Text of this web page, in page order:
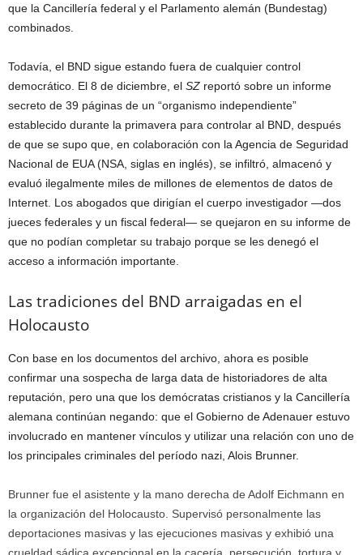
que la Cancillería federal y el Parlamento alemán (Bundestag)
combinados.
Todavía, el BND sigue estando fuera de cualquier control
democrático. El 8 de diciembre, el SZ reportó sobre un informe
secreto de 39 páginas de un “organismo independiente”
establecido durante la primavera para controlar al BND, después
de que se supo que, en colaboración con la Agencia de Seguridad
Nacional de EUA (NSA, siglas en inglés), se infiltró, almacenó y
evaluó ilegalmente miles de millones de elementos de datos de
Internet. Los abogados que dirigían el cuerpo investigador —dos
jueces federales y un fiscal federal— se quejaron en su informe de
que no podían completar su trabajo porque se les denegó el
acceso a información importante.
Las tradiciones del BND arraigadas en el
Holocausto
Con base en los documentos del archivo, ahora es posible
confirmar una sospecha de larga data de historiadores de alta
reputación, pero una que los demócratas cristianos y la Cancillería
alemana continúan negando: que el Gobierno de Adenauer estuvo
involucrado en mantener vínculos y utilizar una relación con uno de
los principales criminales del período nazi, Alois Brunner.
Brunner fue el asistente y la mano derecha de Adolf Eichmann en
la organización del Holocausto. Supervisó personalmente las
deportaciones masivas y las ejecuciones masivas y exhibió una